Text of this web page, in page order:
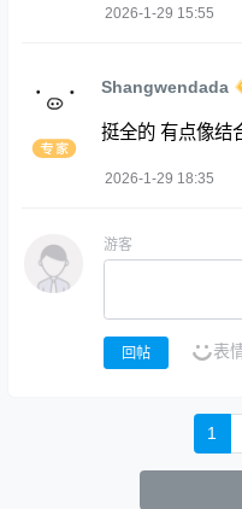
2026-1-29 15:55
Shangwendada
挺全的 有点像结
2026-1-29 18:35
游客
回帖 表
1